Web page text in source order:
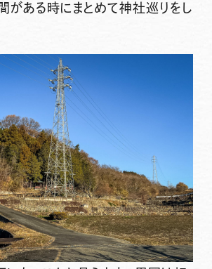
がある時にまとめて神社巡りをし